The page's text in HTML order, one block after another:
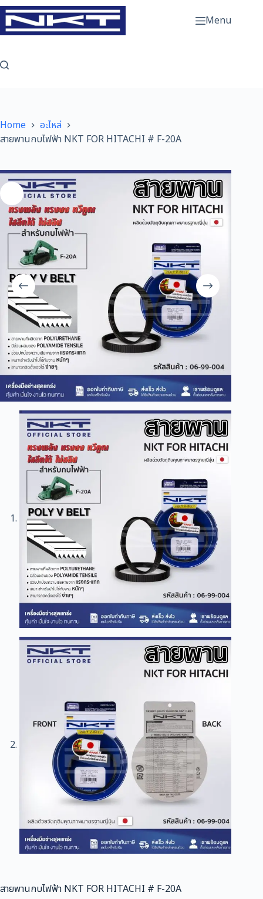
Skip
to
content
Menu
Home
อะไหล่
สายพานกบไฟฟ้า NKT FOR HITACHI # F-20A
สายพานกบไฟฟ้า NKT FOR HITACHI # F-20A